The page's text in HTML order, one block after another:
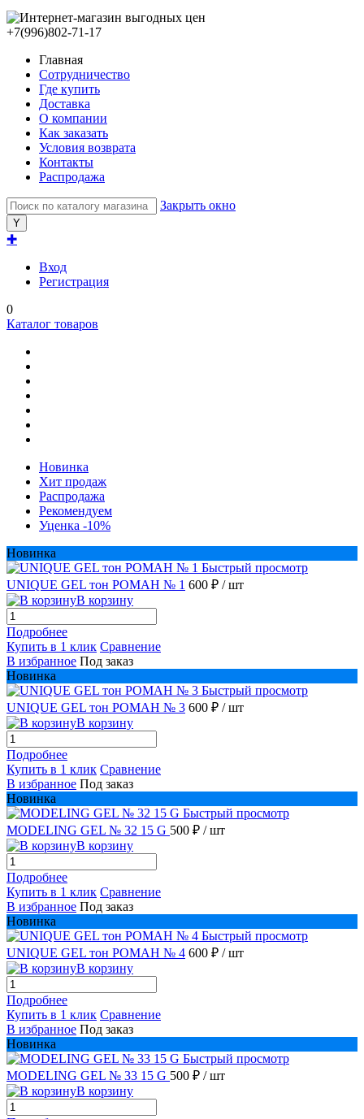
+7(996)802-71-17
Главная
Сотрудничество
Где купить
Доставка
О компании
Как заказать
Условия возврата
Контакты
Распродажа
Закрыть окно
✚
Вход
Регистрация
0
Каталог товаров
Новинка
Хит продаж
Распродажа
Рекомендуем
Уценка -10%
Новинка
Быстрый просмотр
UNIQUE GEL тон РОМАН № 1 600 ₽ / шт
В корзину
Подробнее
Купить в 1 клик Сравнение
В избранное Под заказ
Новинка
Быстрый просмотр
UNIQUE GEL тон РОМАН № 3 600 ₽ / шт
В корзину
Подробнее
Купить в 1 клик Сравнение
В избранное Под заказ
Новинка
Быстрый просмотр
MODELING GEL № 32 15 G 500 ₽ / шт
В корзину
Подробнее
Купить в 1 клик Сравнение
В избранное Под заказ
Новинка
Быстрый просмотр
UNIQUE GEL тон РОМАН № 4 600 ₽ / шт
В корзину
Подробнее
Купить в 1 клик Сравнение
В избранное Под заказ
Новинка
Быстрый просмотр
MODELING GEL № 33 15 G 500 ₽ / шт
В корзину